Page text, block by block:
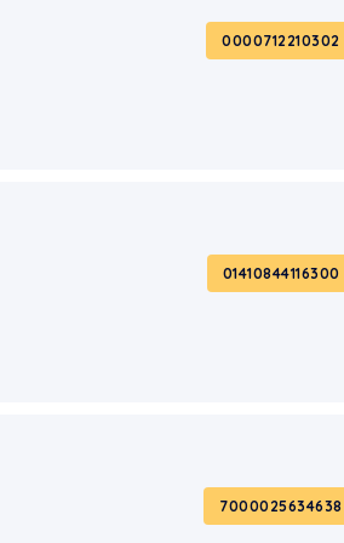
0000712210302
01410844116300
7000025634638